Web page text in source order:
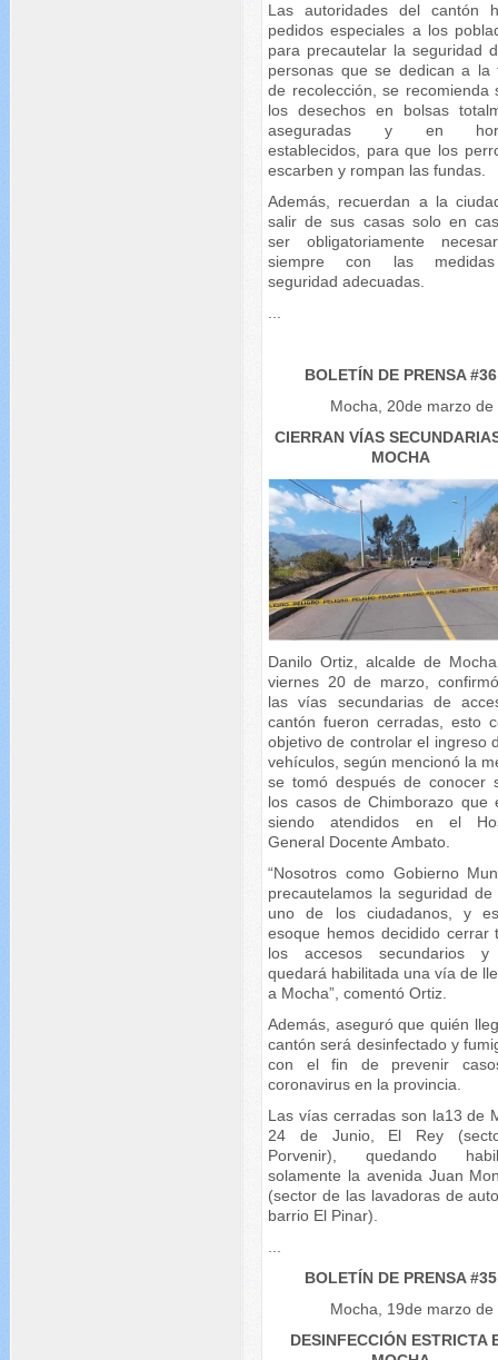
Las autoridades del cantón
pedidos especiales a los
para precautelar la seguridad
personas que se dedican a la
de recolección, se recomienda
los desechos en bolsas
aseguradas y en
establecidos, para que los
escarben y rompan las fundas.
Además, recuerdan a la
salir de sus casas solo en
ser obligatoriamente
siempre con las
seguridad adecuadas.
BOLETÍN DE PRENSA #36
Mocha, 20de marzo de
CIERRAN VÍAS
MOCHA
Danilo Ortiz, alcalde de
viernes 20 de marzo,
las vías secundarias de
cantón fueron cerradas, esto
objetivo de controlar el ingreso
vehículos, según mencionó la
se tomó después de conocer
los casos de Chimborazo que
siendo atendidos en el
General Docente Ambato.
“Nosotros como Gobierno
precautelamos la seguridad de
uno de los ciudadanos, y
esoque hemos decidido cerrar
los accesos secundarios y
quedará habilitada una vía de
a Mocha”, comentó Ortiz.
Además, aseguró que quién
cantón será desinfectado y
con el fin de prevenir
coronavirus en la provincia.
Las vías cerradas son la13 de
24 de Junio, El Rey
Porvenir), quedando
solamente la avenida Juan
(sector de las lavadoras de
barrio El Pinar).
BOLETÍN DE PRENSA #35
Mocha, 19de marzo de
DESINFECCIÓN ESTRICTA